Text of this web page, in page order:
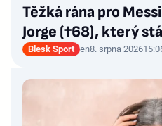
Těžká rána pro
Jorge (†68), který
Blesk Sport en8. srpna 2026